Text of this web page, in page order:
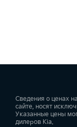
Сведения о ценах
сайте, носят
Указанные цены
дилеров Kia.